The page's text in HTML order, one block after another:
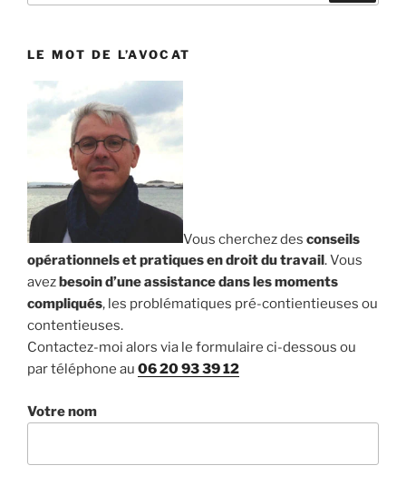
LE MOT DE L’AVOCAT
Vous cherchez des conseils
opérationnels et pratiques en droit du travail. Vous
avezbesoin d’une assistance dans les moments
compliqués, les problématiques pré-contientieuses ou
contentieuses.
Contactez-moi alors via le formulaire ci-dessous ou
par téléphone au 06 20 93 39 12
Votre nom